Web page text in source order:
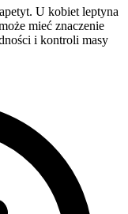
U kobiet leptyna
mieć znaczenie
i kontroli masy